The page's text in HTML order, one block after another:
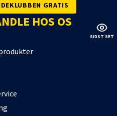
GRATIS
HOS OS
SIDST SET